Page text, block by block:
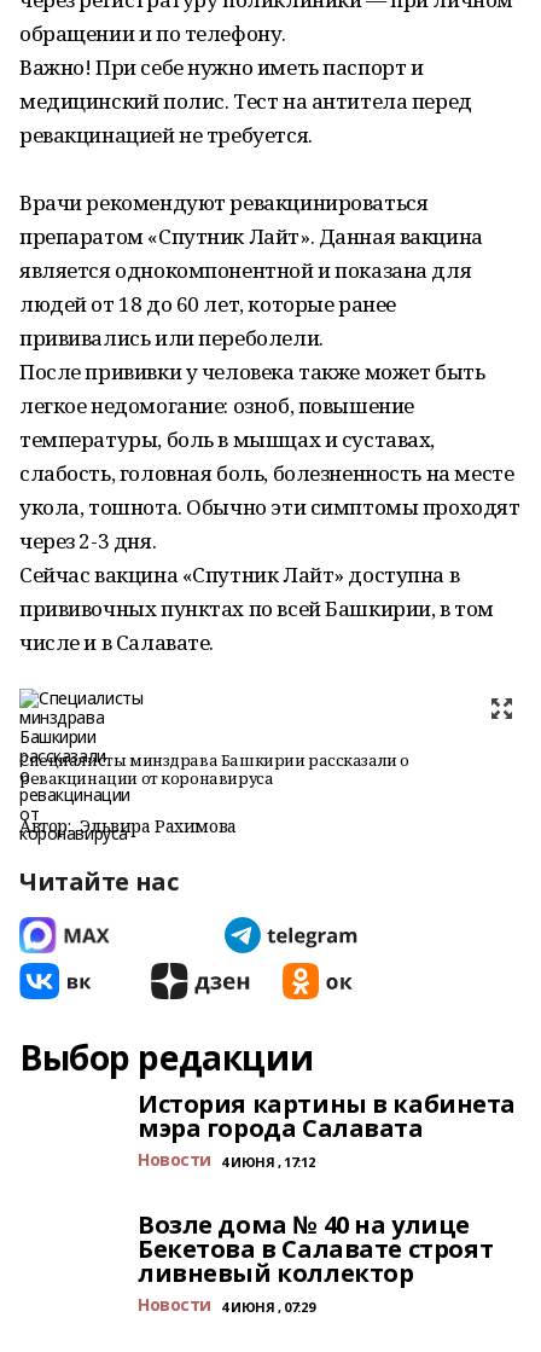
обращении и по телефону.
Важно! При себе нужно иметь паспорт и
медицинский полис. Тест на антитела перед
ревакцинацией не требуется.
Врачи рекомендуют ревакцинироваться
препаратом «Спутник Лайт». Данная вакцина
является однокомпонентной и показана для
людей от 18 до 60 лет, которые ранее
прививались или переболели.
После прививки у человека также может быть
легкое недомогание: озноб, повышение
температуры, боль в мышцах и суставах,
слабость, головная боль, болезненность на месте
укола, тошнота. Обычно эти симптомы проходят
через 2-3 дня.
Сейчас вакцина «Спутник Лайт» доступна в
прививочных пунктах по всей Башкирии, в том
числе и в Салавате.
Специалисты минздрава Башкирии рассказали о
ревакцинации от коронавируса
Автор: Эльвира Рахимова
Читайте нас
Выбор редакции
История картины в кабинета
мэра города Салавата
Новости 4 ИЮНЯ , 17:12
Возле дома № 40 на улице
Бекетова в Салавате строят
ливневый коллектор
Новости 4 ИЮНЯ , 07:29